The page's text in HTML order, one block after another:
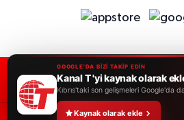
RSS Copyright ©
GOOGLE'DA BİZİ TAKİP EDİN
Kanal T 'yi kaynak olarak
Kıbrıs'taki son gelişmeleri Google'da
Kaynak olarak ekle